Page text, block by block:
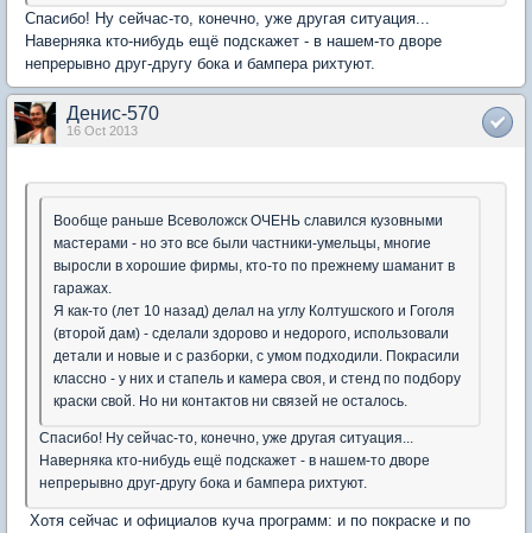
Спасибо! Ну сейчас-то, конечно, уже другая ситуация...
Наверняка кто-нибудь ещё подскажет - в нашем-то дворе
непрерывно друг-другу бока и бампера рихтуют.
Денис-570
16 Oct 2013
Вообще раньше Всеволожск ОЧЕНЬ славился кузовными
мастерами - но это все были частники-умельцы, многие
выросли в хорошие фирмы, кто-то по прежнему шаманит в
гаражах.
Я как-то (лет 10 назад) делал на углу Колтушского и Гоголя
(второй дам) - сделали здорово и недорого, использовали
детали и новые и с разборки, с умом подходили. Покрасили
классно - у них и стапель и камера своя, и стенд по подбору
краски свой. Но ни контактов ни связей не осталось.
Спасибо! Ну сейчас-то, конечно, уже другая ситуация...
Наверняка кто-нибудь ещё подскажет - в нашем-то дворе
непрерывно друг-другу бока и бампера рихтуют.
Хотя сейчас и официалов куча программ: и по покраске и по